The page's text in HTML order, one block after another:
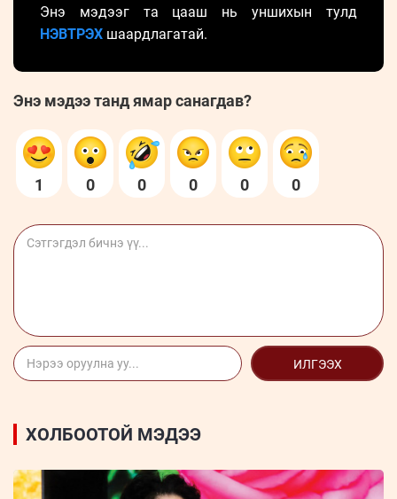
Энэ мэдээг та цааш нь уншихын тулд
НЭВТРЭХ шаардлагатай.
Энэ мэдээ танд ямар санагдав?
1 0 0 0 0 0
ИЛГЭЭХ
ХОЛБООТОЙ МЭДЭЭ